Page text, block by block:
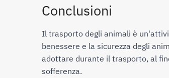
Conclusioni
Il trasporto degli animali è
benessere e la sicurezza degli
adottare durante il trasporto, al
sofferenza.